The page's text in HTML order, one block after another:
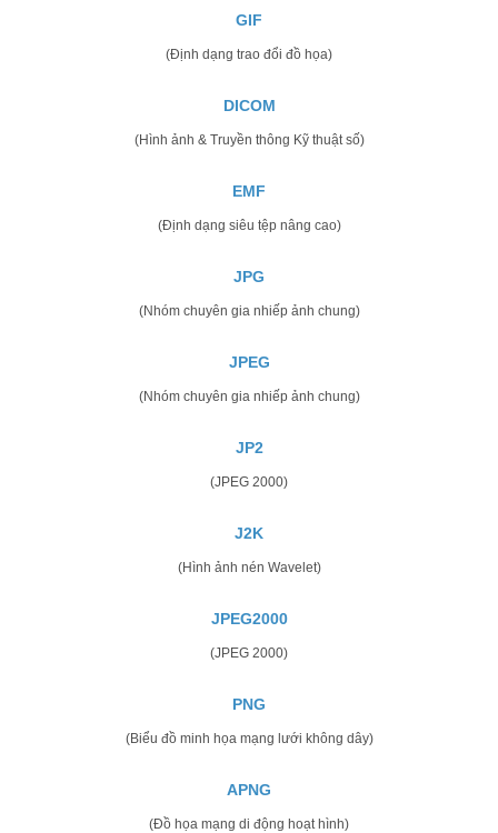
GIF
(Định dạng trao đổi đồ họa)
DICOM
(Hình ảnh & Truyền thông Kỹ thuật số)
EMF
(Định dạng siêu tệp nâng cao)
JPG
(Nhóm chuyên gia nhiếp ảnh chung)
JPEG
(Nhóm chuyên gia nhiếp ảnh chung)
JP2
(JPEG 2000)
J2K
(Hình ảnh nén Wavelet)
JPEG2000
(JPEG 2000)
PNG
(Biểu đồ minh họa mạng lưới không dây)
APNG
(Đồ họa mạng di động hoạt hình)